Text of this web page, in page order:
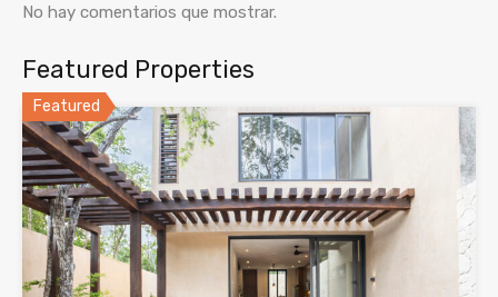
No hay comentarios que mostrar.
Featured Properties
Featured